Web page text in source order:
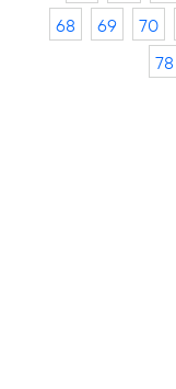
68
69 70
78